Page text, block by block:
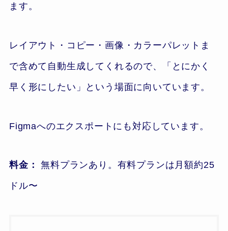
ます。
レイアウト・コピー・画像・カラーパレットま
で含めて自動生成してくれるので、「とにかく
早く形にしたい」という場面に向いています。
Figmaへのエクスポートにも対応しています。
料金： 無料プランあり。有料プランは月額約25
ドル〜